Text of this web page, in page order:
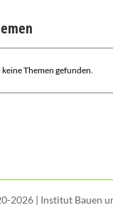
Themen gefunden.
2026 | Institut Bauen